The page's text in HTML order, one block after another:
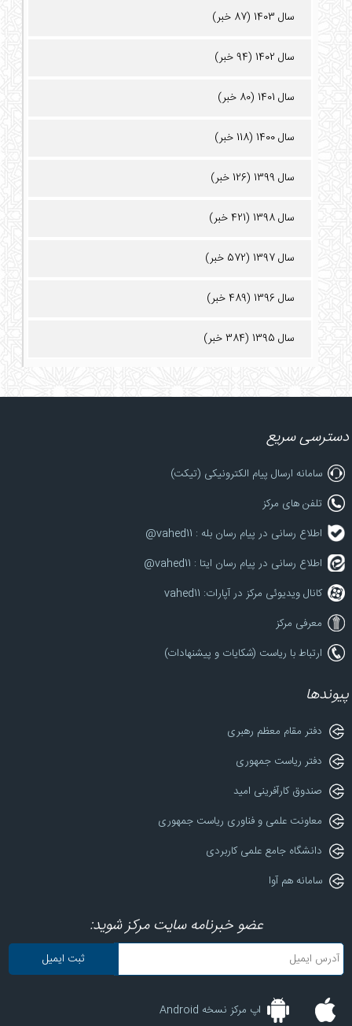
سال 1403 (87 خبر)
سال 1402 (94 خبر)
سال 1401 (80 خبر)
سال 1400 (118 خبر)
سال 1399 (126 خبر)
سال 1398 (421 خبر)
سال 1397 (572 خبر)
سال 1396 (489 خبر)
سال 1395 (384 خبر)
دسترسی سریع
سامانه ارسال پیام الکترونیکی (تیکت)
تلفن های مرکز
اطلاع رسانی در پیام رسان بله : vahed11@
اطلاع رسانی در پیام رسان ایتا : vahed11@
کانال ویدیوئی مرکز در آپارات: vahed11
معرفی مرکز
ارتباط با ریاست (شکایات و پیشنهادات)
پیوندها
دفتر مقام معظم رهبری
دفتر ریاست جمهوری
صندوق کارآفرینی امید
معاونت علمی و فناوری ریاست جمهوری
دانشگاه جامع علمی کاربردی
سامانه هم آوا
عضو خبرنامه سایت مرکز شوید:
اپ مرکز نسخه Android